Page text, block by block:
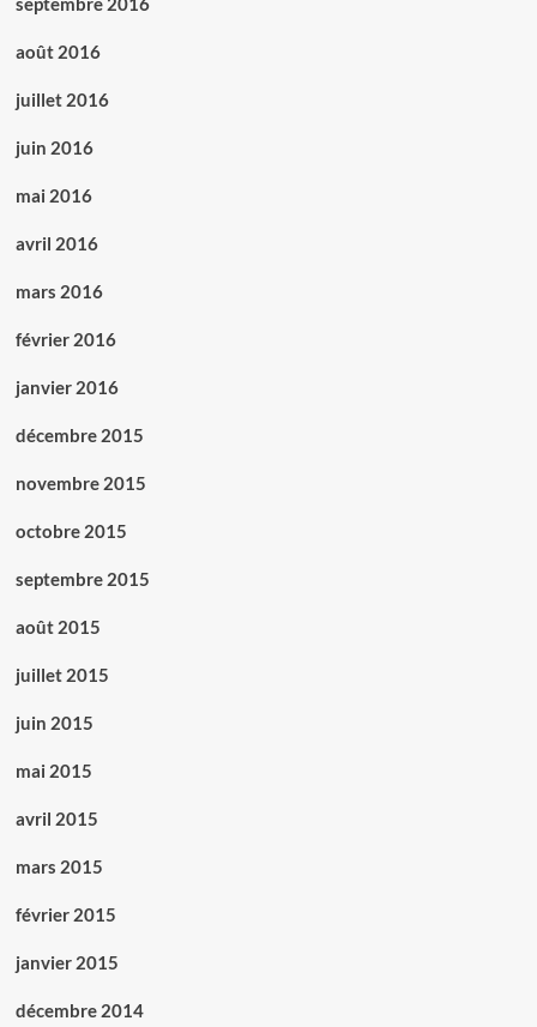
août 2016
juillet 2016
juin 2016
mai 2016
avril 2016
mars 2016
février 2016
janvier 2016
décembre 2015
novembre 2015
octobre 2015
septembre 2015
août 2015
juillet 2015
juin 2015
mai 2015
avril 2015
mars 2015
février 2015
janvier 2015
décembre 2014